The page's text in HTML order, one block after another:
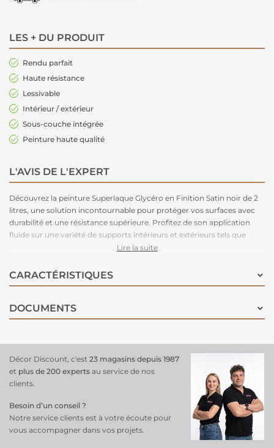
LES + DU PRODUIT
Rendu parfait
Haute résistance
Lessivable
Intérieur / extérieur
Sous-couche intégrée
Peinture haute qualité
L'AVIS DE L'EXPERT
Découvrez la peinture Superlaque Glycéro en Finition Satin noir de 2
litres, une solution incontournable pour protéger vos surfaces avec
durabilité et une résistance supérieure. Profitez de son application
fluide sur une variété de supports intérieurs et extérieurs tels que
plinthes, boiseries, radiateurs, portes... Cette formule de qualité offre
remarquable, garantissant une protection durable tout en
embellissant vos espaces avec style et précision.
Lire la suite
CARACTÉRISTIQUES
DOCUMENTS
Décor Discount, c'est 23 magasins depuis 1987
et plus de 200 experts au service de nos
clients.
Besoin d’un conseil ?
Notre service clients est à votre écoute pour
vous accompagner dans vos projets.